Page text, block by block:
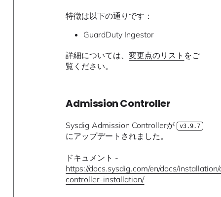
特徴は以下の通りです：
GuardDuty Ingestor
詳細については、変更点のリスト をご
覧ください。
Admission Controller
Sysdig Admission Controllerが v3.9.7
にアップデートされました。
ドキュメント -
https://docs.sysdig.com/en/docs/
controller-installation/